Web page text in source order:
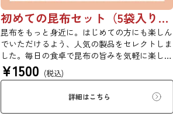
初めての昆布セット（5袋入り）【初回購入は20％OFF】
昆布をもっと身近に。はじめての方にも楽しん
でいただけるよう、人気の製品をセレクトしま
した。毎日の食卓で昆布の旨みを気軽に楽しめ
る、バラエティ豊かなセットです。ご自宅用は
もちろん、ちょっとしたご挨拶や贈り物にもど
うぞ。 ※本商品はギフト仕様の化粧箱ではな
く、簡易ダンボール梱包でのお届けとなりま
す。贈答用をご希望の方は、あらかじめご留意
¥1500 (税込)
詳細はこちら